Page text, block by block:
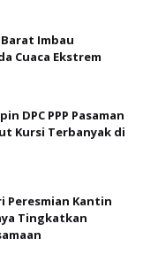
Imbau
Cuaca Ekstrem
DPC PPP Pasaman
Kursi Terbanyak di
Peresmian Kantin
Tingkatkan